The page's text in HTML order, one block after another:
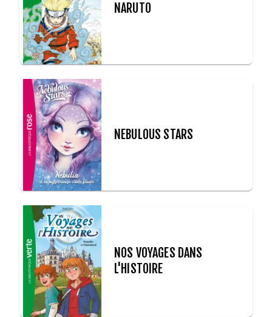
NARUTO
NEBULOUS STARS
NOS VOYAGES DANS
L'HISTOIRE